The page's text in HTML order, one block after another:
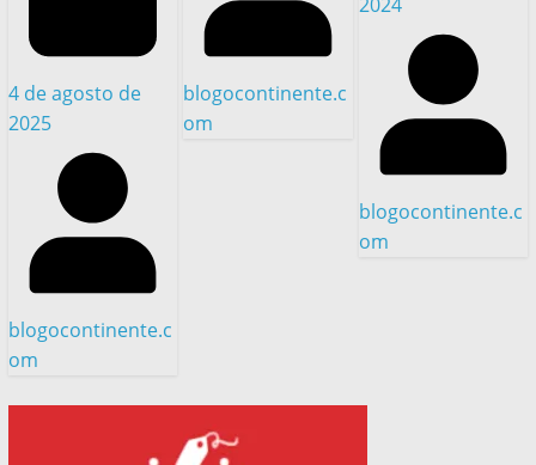
4 de agosto de
2025
blogocontinente.c
om
blogocontinente.c
om
blogocontinente.c
om